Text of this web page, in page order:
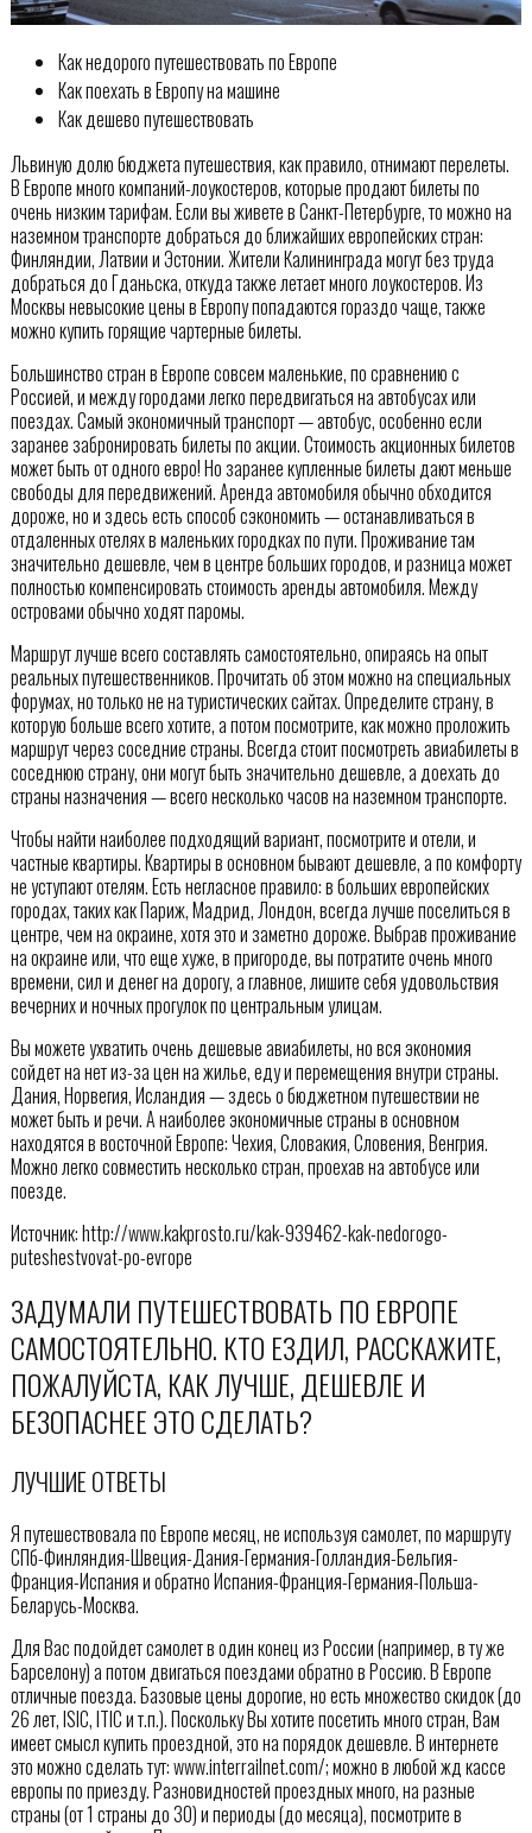
Как недорого путешествовать по Европе
Как поехать в Европу на машине
Как дешево путешествовать
Львиную долю бюджета путешествия, как правило, отнимают перелеты.
В Европе много компаний-лоукостеров, которые продают билеты по
очень низким тарифам. Если вы живете в Санкт-Петербурге, то можно на
наземном транспорте добраться до ближайших европейских стран:
Финляндии, Латвии и Эстонии. Жители Калининграда могут без труда
добраться до Гданьска, откуда также летает много лоукостеров. Из
Москвы невысокие цены в Европу попадаются гораздо чаще, также
можно купить горящие чартерные билеты.
Большинство стран в Европе совсем маленькие, по сравнению с
Россией, и между городами легко передвигаться на автобусах или
поездах. Самый экономичный транспорт — автобус, особенно если
заранее забронировать билеты по акции. Стоимость акционных билетов
может быть от одного евро! Но заранее купленные билеты дают меньше
свободы для передвижений. Аренда автомобиля обычно обходится
дороже, но и здесь есть способ сэкономить — останавливаться в
отдаленных отелях в маленьких городках по пути. Проживание там
значительно дешевле, чем в центре больших городов, и разница может
полностью компенсировать стоимость аренды автомобиля. Между
островами обычно ходят паромы.
Маршрут лучше всего составлять самостоятельно, опираясь на опыт
реальных путешественников. Прочитать об этом можно на специальных
форумах, но только не на туристических сайтах. Определите страну, в
которую больше всего хотите, а потом посмотрите, как можно проложить
маршрут через соседние страны. Всегда стоит посмотреть авиабилеты в
соседнюю страну, они могут быть значительно дешевле, а доехать до
страны назначения — всего несколько часов на наземном транспорте.
Чтобы найти наиболее подходящий вариант, посмотрите и отели, и
частные квартиры. Квартиры в основном бывают дешевле, а по комфорту
не уступают отелям. Есть негласное правило: в больших европейских
городах, таких как Париж, Мадрид, Лондон, всегда лучше поселиться в
центре, чем на окраине, хотя это и заметно дороже. Выбрав проживание
на окраине или, что еще хуже, в пригороде, вы потратите очень много
времени, сил и денег на дорогу, а главное, лишите себя удовольствия
вечерних и ночных прогулок по центральным улицам.
Вы можете ухватить очень дешевые авиабилеты, но вся экономия
сойдет на нет из-за цен на жилье, еду и перемещения внутри страны.
Дания, Норвегия, Исландия — здесь о бюджетном путешествии не
может быть и речи. А наиболее экономичные страны в основном
находятся в восточной Европе: Чехия, Словакия, Словения, Венгрия.
Можно легко совместить несколько стран, проехав на автобусе или
поезде.
Источник: http://www.kakprosto.ru/kak-939462-kak-nedorogo-
puteshestvovat-po-evrope
ЗАДУМАЛИ ПУТЕШЕСТВОВАТЬ ПО ЕВРОПЕ
САМОСТОЯТЕЛЬНО. КТО ЕЗДИЛ, РАССКАЖИТЕ,
ПОЖАЛУЙСТА, КАК ЛУЧШЕ, ДЕШЕВЛЕ И
БЕЗОПАСНЕЕ ЭТО СДЕЛАТЬ?
ЛУЧШИЕ ОТВЕТЫ
Я путешествовала по Европе месяц, не используя самолет, по маршруту
СПб-Финляндия-Швеция-Дания-Германия-Голландия-Бельгия-
Франция-Испания и обратно Испания-Франция-Германия-Польша-
Беларусь-Москва.
Для Вас подойдет самолет в один конец из России (например, в ту же
Барселону) а потом двигаться поездами обратно в Россию. В Европе
отличные поезда. Базовые цены дорогие, но есть множество скидок (до
26 лет, ISIC, ITIC и т.п.). Поскольку Вы хотите посетить много стран, Вам
имеет смысл купить проездной, это на порядок дешевле. В интернете
это можно сделать тут: www.interrailnet.com/; можно в любой жд кассе
европы по приезду. Разновидностей проездных много, на разные
страны (от 1 страны до 30) и периоды (до месяца), посмотрите в